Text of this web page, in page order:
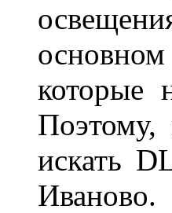
которые
Поэтому,
искать
Иваново.